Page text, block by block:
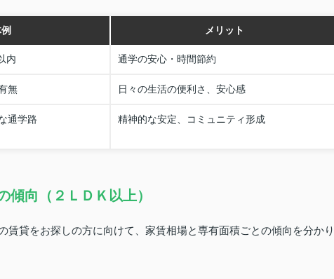
メリット
内 通学の安心・時間節約
無 日々の生活の便利さ、安心感
通学路 精神的な安定、コミュニティ形成
向（２ＬＤＫ以上）
賃貸をお探しの方に向けて、家賃相場と専有面積ごとの傾向を分かり